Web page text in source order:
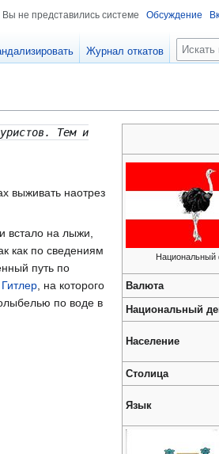
Национальный
Валюта
Национальный
Население
Столица
Язык
Тем и
выживать наотрез
встало на лыжи,
как по сведениям
путь по
Гитлер, на которого
по воде в
Вы не представились системе Обсуждение
Журнал откатов
П
о
к